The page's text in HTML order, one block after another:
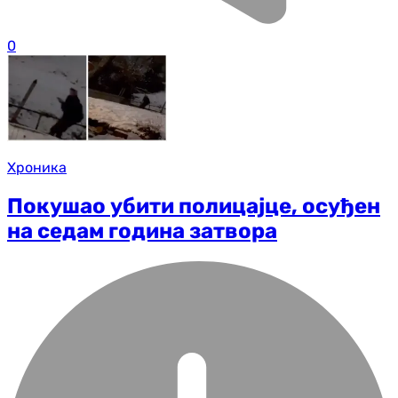
0
Хроника
Покушао убити полицајце, осуђен
на седам година затвора